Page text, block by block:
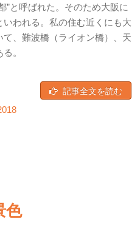
”と呼ばれた。そのため大阪に
われる。私の住む近くにも大
、難波橋（ライオン橋）、天
。
記事全文を読む
色